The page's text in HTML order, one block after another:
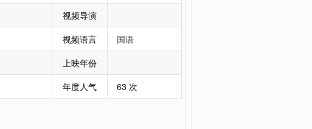
视频导演
视频语言
国语
上映年份
年度人气 63 次